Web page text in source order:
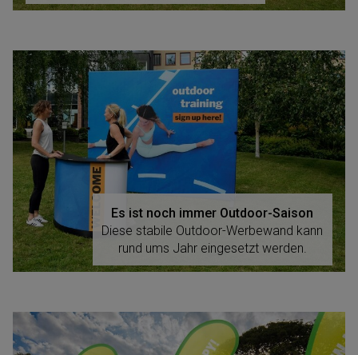
Es ist noch immer Outdoor-Saison
Diese stabile Outdoor-Werbewand kann
rund ums Jahr eingesetzt werden.